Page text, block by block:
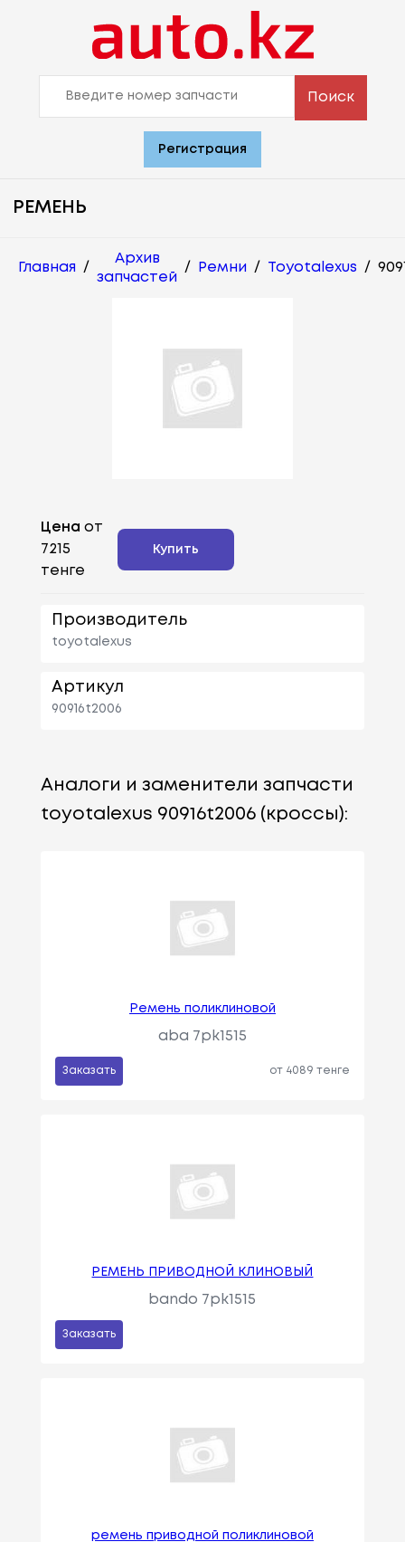
Поиск
Регистрация
РЕМЕНЬ
Главная /
Архив
запчастей
/ Ремни / Toyotalexus /
Цена от
7215
тенге
Купить
Производитель
toyotalexus
Артикул
90916t2006
Аналоги и заменители запчасти
toyotalexus 90916t2006 (кроссы):
Ремень поликлиновой
aba 7pk1515
Заказать от 4089 тенге
РЕМЕНЬ ПРИВОДНОЙ КЛИНОВЫЙ
bando 7pk1515
Заказать
ремень приводной поликлиновой